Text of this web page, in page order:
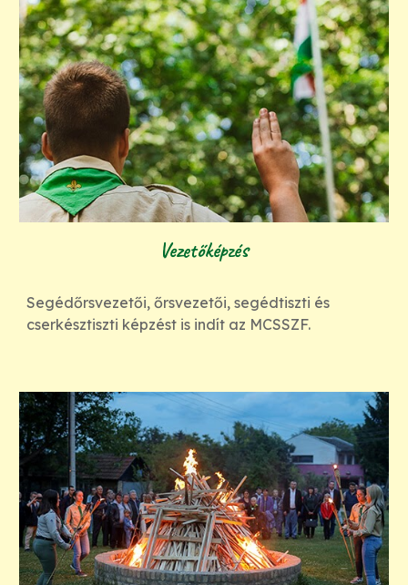
Vezetőképzés
Segédőrsvezetői, őrsvezetői, segédtiszti és
cserkésztiszti képzést is indít az MCSSZF.